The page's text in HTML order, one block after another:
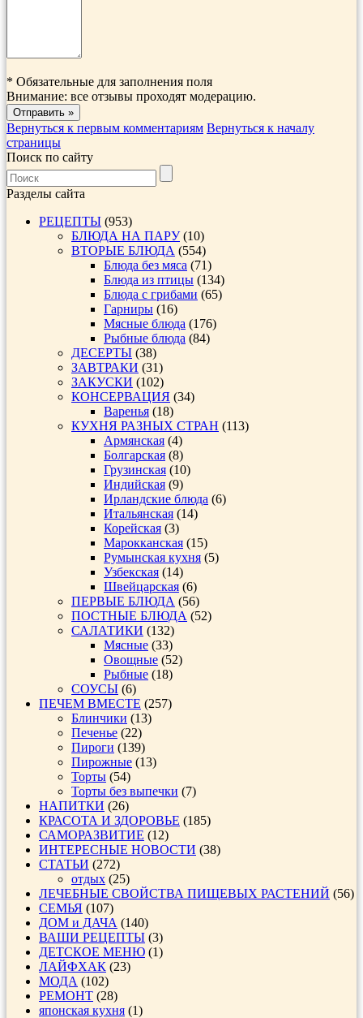
* Обязательные для заполнения поля
Внимание: все отзывы проходят модерацию.
Вернуться к первым комментариям Вернуться к началу
страницы
Поиск по сайту
Разделы сайта
РЕЦЕПТЫ (953)
БЛЮДА НА ПАРУ(10)
ВТОРЫЕ БЛЮДА (554)
Блюда без мяса (71)
Блюда из птицы (134)
Блюда с грибами (65)
Гарниры (16)
Мясные блюда (176)
Рыбные блюда (84)
ДЕСЕРТЫ (38)
ЗАВТРАКИ (31)
ЗАКУСКИ (102)
КОНСЕРВАЦИЯ (34)
Варенья (18)
КУХНЯ РАЗНЫХ СТРАН (113)
Армянская (4)
Болгарская (8)
Грузинская (10)
Индийская (9)
Ирландские блюда (6)
Итальянская (14)
Корейская (3)
Марокканская (15)
Румынская кухня (5)
Узбекская (14)
Швейцарская (6)
ПЕРВЫЕ БЛЮДА (56)
ПОСТНЫЕ БЛЮДА (52)
САЛАТИКИ (132)
Мясные (33)
Овощные (52)
Рыбные (18)
СОУСЫ (6)
ПЕЧЕМ ВМЕСТЕ (257)
Блинчики (13)
Печенье (22)
Пироги (139)
Пирожные (13)
Торты (54)
Торты без выпечки (7)
НАПИТКИ (26)
КРАСОТА И ЗДОРОВЬЕ (185)
САМОРАЗВИТИЕ (12)
ИНТЕРЕСНЫЕ НОВОСТИ (38)
СТАТЬИ (272)
отдых (25)
ЛЕЧЕБНЫЕ СВОЙСТВА ПИЩЕВЫХ РАСТЕНИЙ (56)
СЕМЬЯ (107)
ДОМ и ДАЧА (140)
ВАШИ РЕЦЕПТЫ (3)
ДЕТСКОЕ МЕНЮ (1)
ЛАЙФХАК (23)
МОДА (102)
РЕМОНТ (28)
японская кухня (1)